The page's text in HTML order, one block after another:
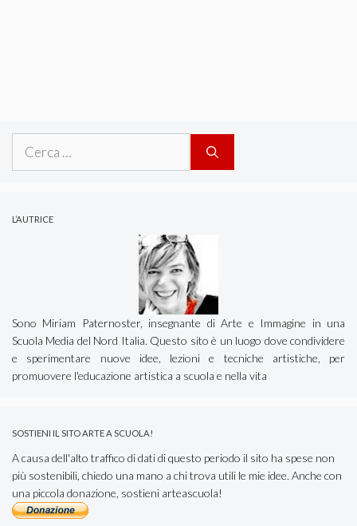
per:
L’AUTRICE
Sono Miriam Paternoster, insegnante di Arte e Immagine in una
Scuola Media del Nord Italia. Questo sito è un luogo dove condividere
e sperimentare nuove idee, lezioni e tecniche artistiche, per
promuovere l'educazione artistica a scuola e nella vita
SOSTIENI IL SITO ARTE A SCUOLA!
A causa dell'alto traffico di dati di questo periodo il sito ha spese non
più sostenibili, chiedo una mano a chi trova utili le mie idee. Anche con
una piccola donazione, sostieni arteascuola!